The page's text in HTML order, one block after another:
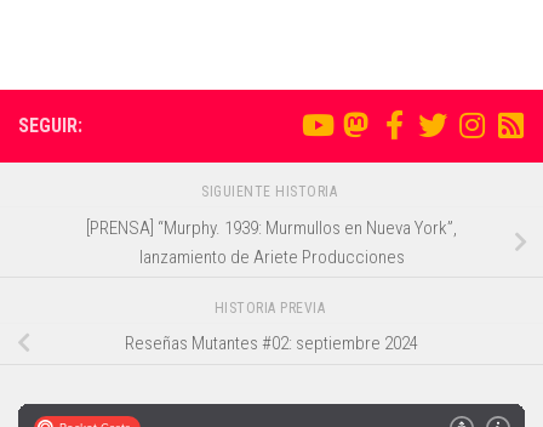
SEGUIR:
SIGUIENTE HISTORIA
[PRENSA] “Murphy. 1939: Murmullos en Nueva York”,
lanzamiento de Ariete Producciones
HISTORIA PREVIA
Reseñas Mutantes #02: septiembre 2024